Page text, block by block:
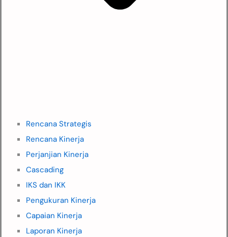
Rencana Strategis
Rencana Kinerja
Perjanjian Kinerja
Cascading
IKS dan IKK
Pengukuran Kinerja
Capaian Kinerja
Laporan Kinerja